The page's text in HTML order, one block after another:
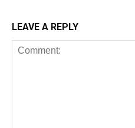
LEAVE A REPLY